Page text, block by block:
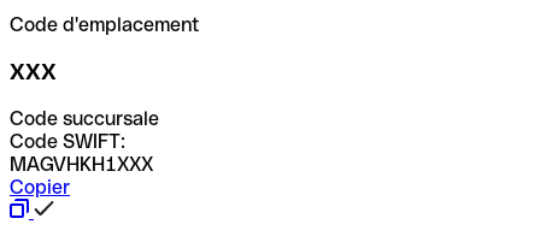
Code d'emplacement
XXX
Code succursale
Code SWIFT:
MAGVHKH1XXX
Copier